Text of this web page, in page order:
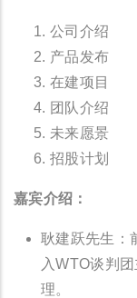
公司介绍
产品发布
在建项目
团队介绍
未来愿景
招股计划
嘉宾介绍：
耿建跃先生：
入WTO谈判
理。